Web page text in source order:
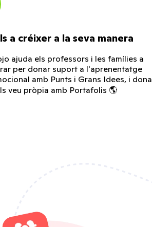
a créixer a la seva manera
ajuda els professors i les famílies a
per donar suport a l'aprenentatge
amb Punts i Grans Idees, i dona
veu pròpia amb Portafolis 🌎